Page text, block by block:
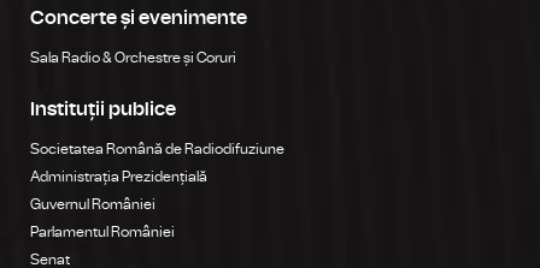
Concerte și evenimente
Sala Radio & Orchestre și Coruri
Instituții publice
Societatea Română de Radiodifuziune
Administrația Prezidențială
Guvernul României
Parlamentul României
Senat